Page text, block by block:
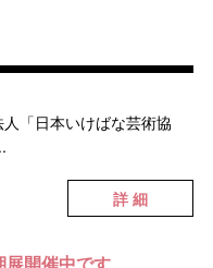
「日本いけばな芸術協
詳 細